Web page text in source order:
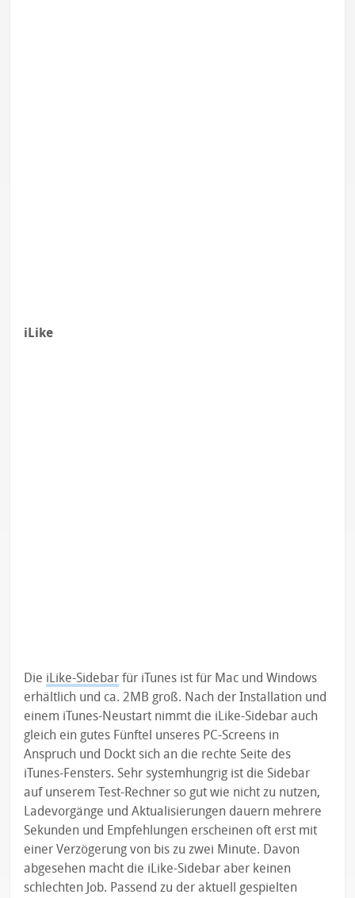
iLike
Die iLike-Sidebar für iTunes ist für Mac und Windows
erhältlich und ca. 2MB groß. Nach der Installation und
einem iTunes-Neustart nimmt die iLike-Sidebar auch
gleich ein gutes Fünftel unseres PC-Screens in
Anspruch und Dockt sich an die rechte Seite des
iTunes-Fensters. Sehr systemhungrig ist die Sidebar
auf unserem Test-Rechner so gut wie nicht zu nutzen,
Ladevorgänge und Aktualisierungen dauern mehrere
Sekunden und Empfehlungen erscheinen oft erst mit
einer Verzögerung von bis zu zwei Minute. Davon
abgesehen macht die iLike-Sidebar aber keinen
schlechten Job. Passend zu der aktuell gespielten